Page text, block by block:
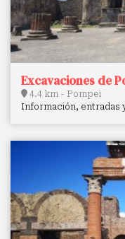
Excavaciones de
4.4 km - Pompei
Información, entradas